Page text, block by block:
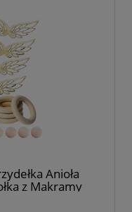
Anioła
z Makramy